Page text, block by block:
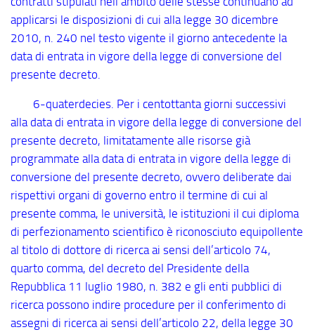
applicarsi le disposizioni di cui alla legge 30 dicembre
2010, n. 240 nel testo vigente il giorno antecedente la
data di entrata in vigore della legge di conversione del
presente decreto.
6-quaterdecies. Per i centottanta giorni successivi
alla data di entrata in vigore della legge di conversione del
presente decreto, limitatamente alle risorse già
programmate alla data di entrata in vigore della legge di
conversione del presente decreto, ovvero deliberate dai
rispettivi organi di governo entro il termine di cui al
presente comma, le università, le istituzioni il cui diploma
di perfezionamento scientifico è riconosciuto equipollente
al titolo di dottore di ricerca ai sensi dell’articolo 74,
quarto comma, del decreto del Presidente della
Repubblica 11 luglio 1980, n. 382 e gli enti pubblici di
ricerca possono indire procedure per il conferimento di
assegni di ricerca ai sensi dell’articolo 22, della legge 30